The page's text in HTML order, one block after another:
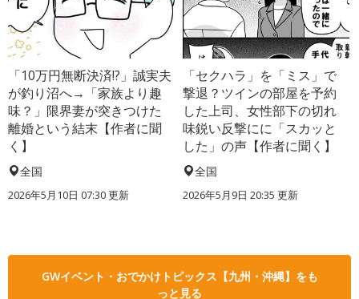
「10万円無断決済!?」誠実夫
が釣り沼へ→「家族より趣
味？」限界妻が突きつけた
離婚という結末【作者に聞
く】
全国
2026年5月10日 07:30 更新
「セクハラ」を「ミス」で
撃退？ツインの部屋を予約
した上司、女性部下の切れ
味鋭い反撃にに「スカッと
した」の声【作者に聞く】
全国
2026年5月9日 20:35 更新
GWイベント・おでかけトピックス【九州・沖縄】をも
っと見る